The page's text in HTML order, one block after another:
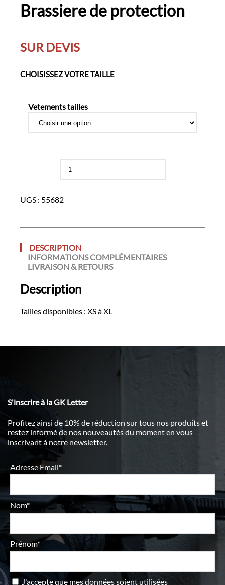
Brassiere de protection
SUR DEVIS
CHOISISSEZ VOTRE TAILLE
Vetements tailles
Brassiere
protection
UGS : 55682
DESCRIPTION
INFORMATIONS COMPLÉMENTAIRES
LIVRAISON & RETOURS
Description
Tailles disponibles : XS à XL
S'inscrire à la GK Letter
Profitez ainsi de 10% de réduction sur tous nos produits et
restez informé de nos nouveautés du moment en vous
inscrivant à notre newsletter.
Adresse Email*
Nom*
Prénom*
J'accepte que mes données soient utilisées